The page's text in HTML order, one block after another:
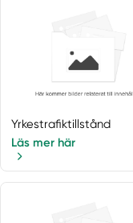
Yrkestrafiktillstånd
Läs mer här